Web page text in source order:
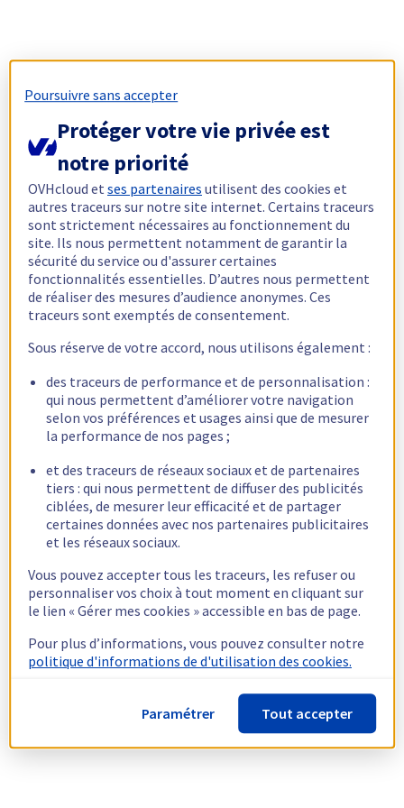
Poursuivre sans accepter
Protéger votre vie privée est
notre priorité
OVHcloud etses partenaires utilisent des cookies et
autres traceurs sur notre site internet. Certains traceurs
sont strictement nécessaires au fonctionnement du
site. Ils nous permettent notamment de garantir la
sécurité du service ou d'assurer certaines
fonctionnalités essentielles. D’autres nous permettent
de réaliser des mesures d’audience anonymes. Ces
traceurs sont exemptés de consentement.
Sous réserve de votre accord, nous utilisons également :
des traceurs de performance et de personnalisation :
qui nous permettent d’améliorer votre navigation
selon vos préférences et usages ainsi que de mesurer
la performance de nos pages ;
et des traceurs de réseaux sociaux et de partenaires
tiers : qui nous permettent de diffuser des publicités
ciblées, de mesurer leur efficacité et de partager
certaines données avec nos partenaires publicitaires
et les réseaux sociaux.
Vous pouvez accepter tous les traceurs, les refuser ou
personnaliser vos choix à tout moment en cliquant sur
le lien « Gérer mes cookies » accessible en bas de page.
Pour plus d’informations, vous pouvez consulter notre
politique d'informations de d'utilisation des cookies.
Paramétrer Tout accepter